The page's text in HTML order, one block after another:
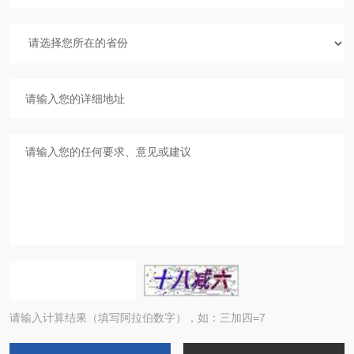
请输入计算结果（填写阿拉伯数字），如：三加四=7